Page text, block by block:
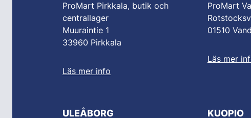
ProMart Pirkkala, butik och
centrallager
Muuraintie 1
33960 Pirkkala
Läs mer info
ProMart
01510
Läs mer
ULEÅBORG KUOPIO